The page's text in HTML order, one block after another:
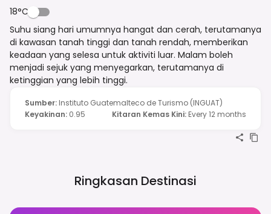
18°C
Suhu siang hari umumnya hangat dan cerah, terutamanya
di kawasan tanah tinggi dan tanah rendah, memberikan
keadaan yang selesa untuk aktiviti luar. Malam boleh
menjadi sejuk yang menyegarkan, terutamanya di
ketinggian yang lebih tinggi.
Sumber: Instituto Guatemalteco de Turismo (INGUAT)
Keyakinan: 0.95 Kitaran Kemas Kini: Every 12 months
Ringkasan Destinasi